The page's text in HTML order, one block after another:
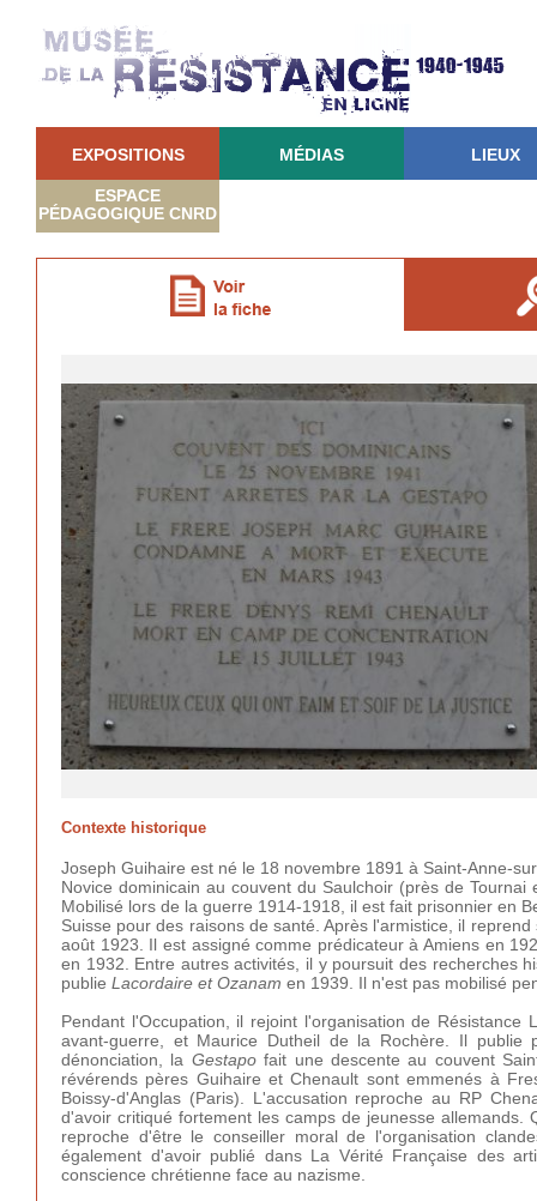
EXPOSITIONS MÉDIAS LIEUX
ESPACE
PÉDAGOGIQUE CNRD
Contexte historique
Joseph Guihaire est né le 18 novembre 1891 à Saint-Anne-
Novice dominicain au couvent du Saulchoir (près de
Mobilisé lors de la guerre 1914-1918, il est fait prisonnier en
Suisse pour des raisons de santé. Après l'armistice, il
août 1923. Il est assigné comme prédicateur à Amiens en
en 1932. Entre autres activités, il y poursuit des recherches
publie Lacordaire et Ozanam en 1939. Il n'est pas mobilisé
Pendant l'Occupation, il rejoint l'organisation de
avant-guerre, et Maurice Dutheil de la Rochère. Il
dénonciation, la Gestapofait une descente au couvent
révérends pères Guihaire et Chenault sont emmenés à
Boissy-d'Anglas (Paris). L'accusation reproche au RP
d'avoir critiqué fortement les camps de jeunesse
reproche d'être le conseiller moral de l'organisation
également d'avoir publié dans La Vérité Française des
conscience chrétienne face au nazisme.